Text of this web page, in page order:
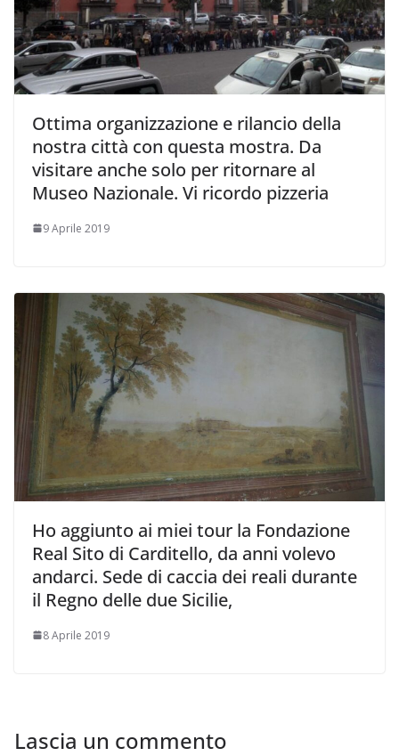
Ottima organizzazione e rilancio della
nostra città con questa mostra. Da
visitare anche solo per ritornare al
Museo Nazionale. Vi ricordo pizzeria
9 Aprile 2019
Ho aggiunto ai miei tour la Fondazione
Real Sito di Carditello, da anni volevo
andarci. Sede di caccia dei reali durante
il Regno delle due Sicilie,
8 Aprile 2019
Lascia un commento